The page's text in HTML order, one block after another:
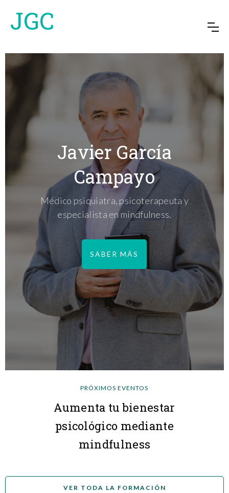
JGC
Javier García
Campayo
Médico psiquiatra, psicoterapeuta y
especialista en mindfulness.
SABER MÁS
PRÓXIMOS EVENTOS
Aumenta tu bienestar
psicológico mediante
mindfulness
VER TODA LA FORMACIÓN